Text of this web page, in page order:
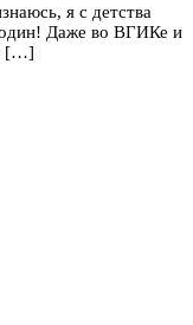
я с детства
один! Даже во ВГИКе и
[…]